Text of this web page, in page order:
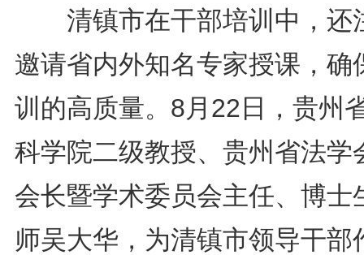
清镇市在干部培训中，还
邀请省内外知名专家授课，确
训的高质量。8月22日，贵州
科学院二级教授、贵州省法学
会长暨学术委员会主任、博士
师吴大华，为清镇市领导干部